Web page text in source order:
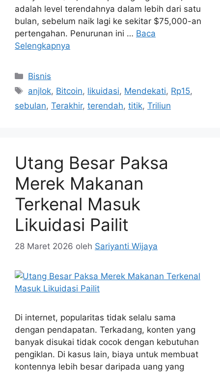
adalah level terendahnya dalam lebih dari satu
bulan, sebelum naik lagi ke sekitar $75,000-an
pertengahan. Penurunan ini … Baca
Selengkapnya
Kategori
Bisnis
Tag
anjlok, Bitcoin, likuidasi, Mendekati, Rp15,
sebulan, Terakhir, terendah, titik, Triliun
Utang Besar Paksa
Merek Makanan
Terkenal Masuk
Likuidasi Pailit
28 Maret 2026 oleh Sariyanti Wijaya
Di internet, popularitas tidak selalu sama
dengan pendapatan. Terkadang, konten yang
banyak disukai tidak cocok dengan kebutuhan
pengiklan. Di kasus lain, biaya untuk membuat
kontennya lebih besar daripada uang yang